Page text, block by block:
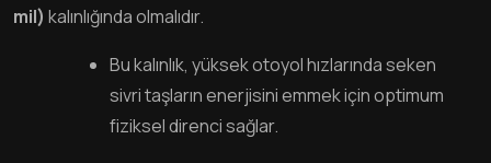
mil) kalınlığında olmalıdır.
Bu kalınlık, yüksek otoyol hızlarında seken
sivri taşların enerjisini emmek için optimum
fiziksel direnci sağlar.